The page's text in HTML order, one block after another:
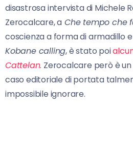
disastrosa intervista di Michele
Zerocalcare, a Che tempo che
coscienza a forma di armadillo
Kobane calling, è stato poi
Cattelan. Zerocalcare però è
caso editoriale di portata
impossibile ignorare.